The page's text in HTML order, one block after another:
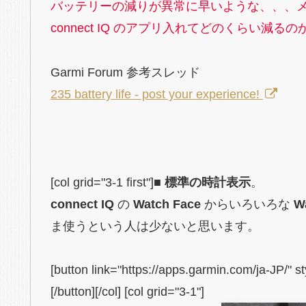
バッテリーの減りが異常に早いような、、、
connect IQ のアプリ入れてどのくらい減るの
Garmi Forum 参考スレッド
235 battery life - post your experience!
[col grid="3-1 first"]■ 標準の時計表示。
connect IQ の Watch Face からいろいろな
ま使うという人は少ないと思います。
[button link="https://apps.garmin.com/ja-JP/"
[/button][/col] [col grid="3-1"]